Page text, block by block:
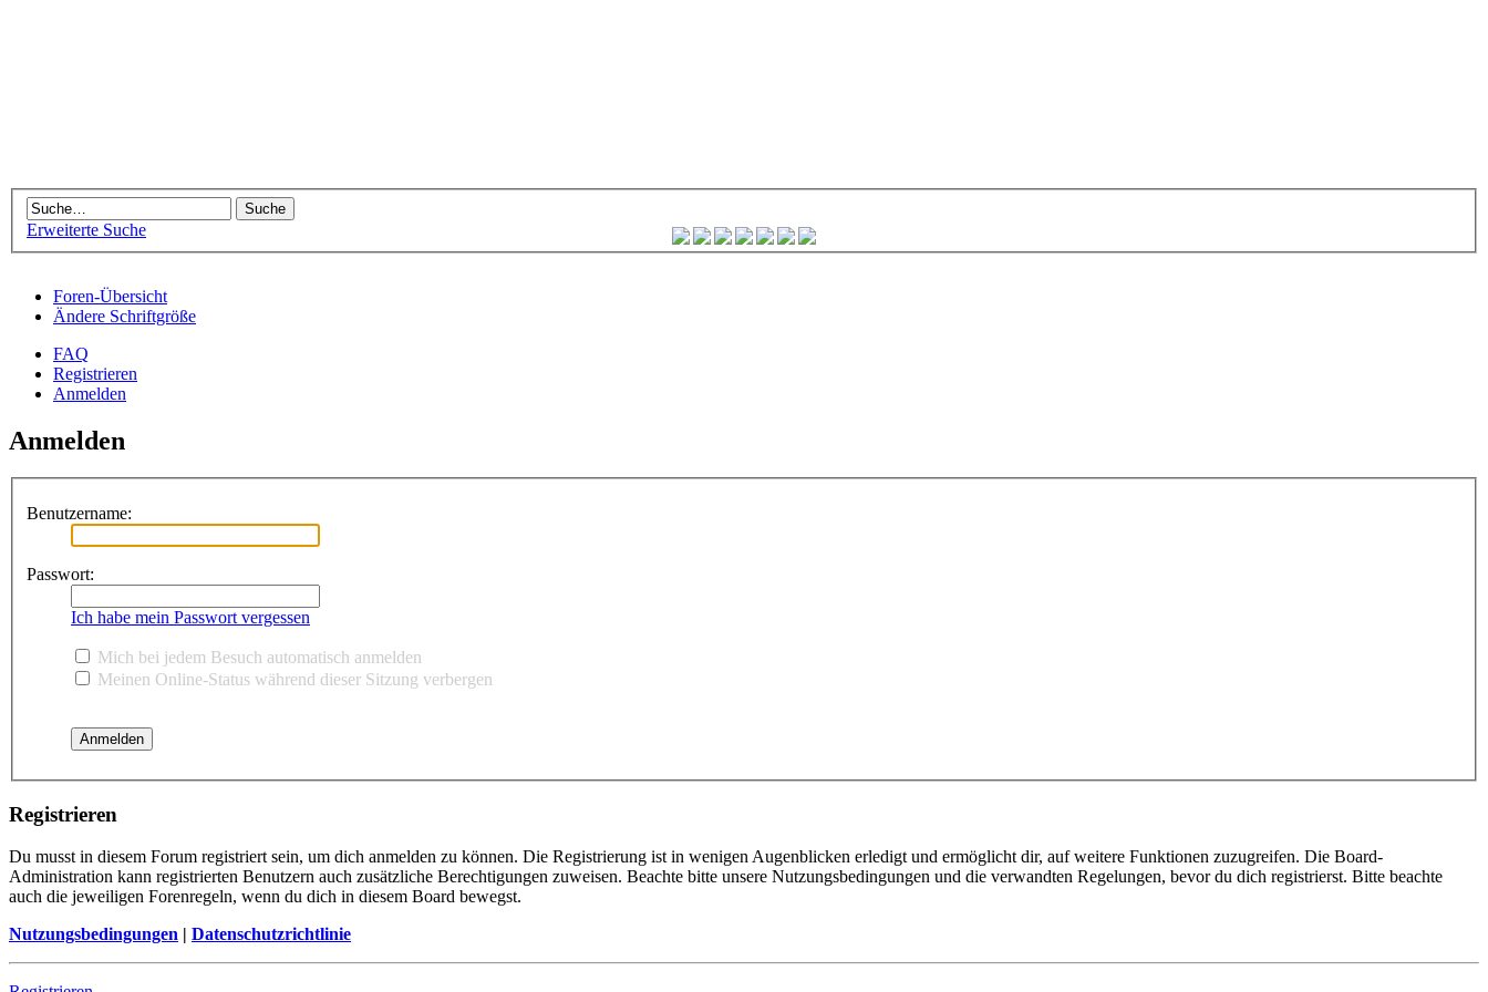
Erweiterte Suche
Foren-Übersicht
Ändere Schriftgröße
FAQ
Registrieren
Anmelden
Anmelden
Benutzername:
Passwort:
Ich habe mein Passwort vergessen
Mich bei jedem Besuch automatisch anmelden
Meinen Online-Status während dieser Sitzung verbergen
Registrieren
Du musst in diesem Forum registriert sein, um dich anmelden zu können. Die Registrierung ist in wenigen Augenblicken erledigt und ermöglicht dir, auf weitere Funktionen zuzugreifen. Die Board-
Administration kann registrierten Benutzern auch zusätzliche Berechtigungen zuweisen. Beachte bitte unsere Nutzungsbedingungen und die verwandten Regelungen, bevor du dich registrierst. Bitte beachte
auch die jeweiligen Forenregeln, wenn du dich in diesem Board bewegst.
Nutzungsbedingungen | Datenschutzrichtlinie